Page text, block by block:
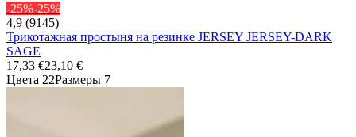
-25%-25%
4,9 (9145)
Трикотажная простыня на резинке JERSEY JERSEY-DARK
SAGE
17,33 €23,10 €
Цвета 22Размеры 7